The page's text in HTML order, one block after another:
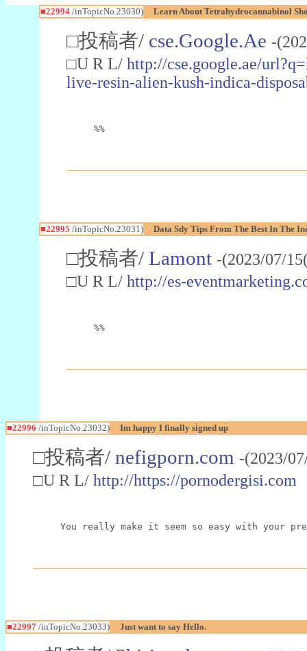
■22994/inTopicNo.23030) Learn About Tetrahydrocannabinol
□投稿者/ cse.Google.Ae -
□U R L/ http://cse.google.ae/
live-resin-alien-kush-indica-
%%
■22995 /inTopicNo.23031) Data Sdy Tips From The Best In The
□投稿者/ Lamont -(2023/07/
□U R L/ http://es-
%%
■22996 /inTopicNo.23032) Im happy I finally signed up
□投稿者/ nefigporn.com -(2023/
□U R L/ http://https://pornodergisi.com
You really make it seem so easy with your
■22997 /inTopicNo.23033) Just want to say Hello.